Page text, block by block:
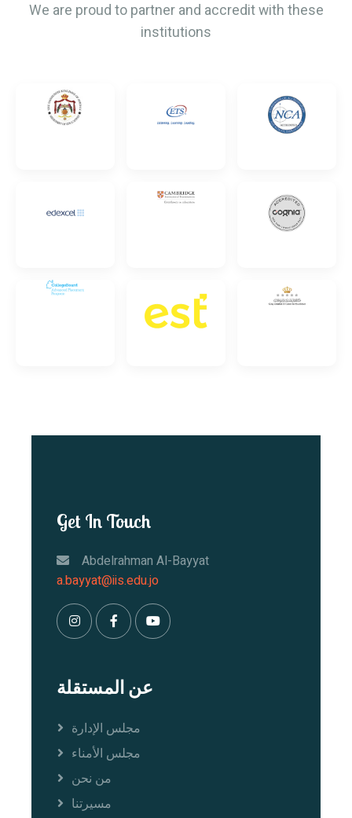
We are proud to partner and accredit with these
institutions
Get In Touch
Abdelrahman Al-Bayyat
a.bayyat@iis.edu.jo
عن المستقلة
مجلس الإدارة
مجلس الأمناء
من نحن
مسيرتنا